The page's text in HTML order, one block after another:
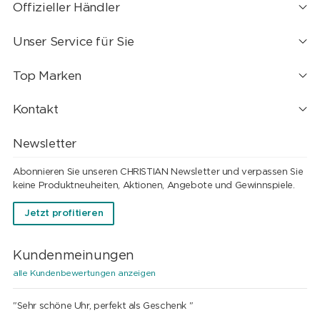
Offizieller Händler
Unser Service für Sie
Top Marken
Kontakt
Newsletter
Abonnieren Sie unseren CHRISTIAN Newsletter und verpassen Sie
keine Produktneuheiten, Aktionen, Angebote und Gewinnspiele.
Jetzt profitieren
Kundenmeinungen
alle Kundenbewertungen anzeigen
"Sehr schöne Uhr, perfekt als Geschenk "